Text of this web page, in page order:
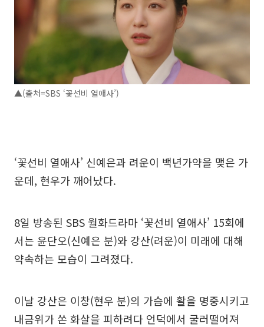
▲(출처=SBS ‘꽃선비 열애사’)
‘꽃선비 열애사’ 신예은과 려운이 백년가약을 맺은 가
운데, 현우가 깨어났다.
8일 방송된 SBS 월화드라마 ‘꽃선비 열애사’ 15회에
서는 윤단오(신예은 분)와 강산(려운)이 미래에 대해
약속하는 모습이 그려졌다.
이날 강산은 이창(현우 분)의 가슴에 활을 명중시키고
내금위가 쏜 화살을 피하려다 언덕에서 굴러떨어져